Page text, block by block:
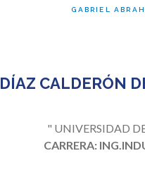
GABRIEL
DÍAZ CALDERÓN
" UNIVERSIDAD
CARRERA: